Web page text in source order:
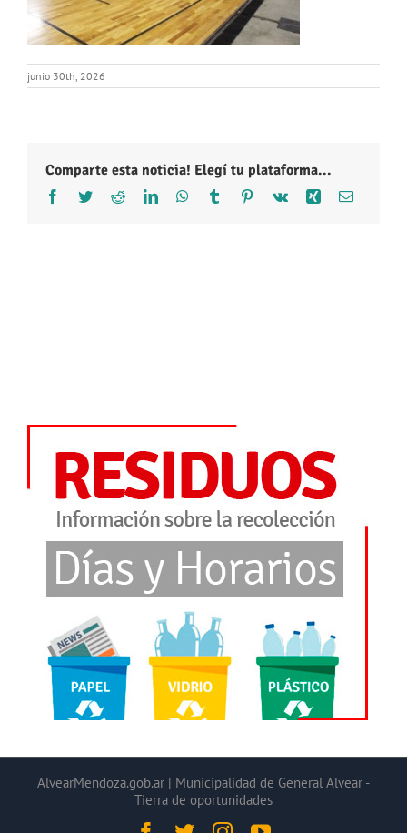
junio 30th, 2026
Comparte esta noticia! Elegí tu plataforma...
Facebook
TwitterRedditLinkedInWhatsApp
Tumblr Pinterest
Vk Xing Correo
AlvearMendoza.gob.ar | Municipalidad de General Alvear -
Tierra de oportunidades